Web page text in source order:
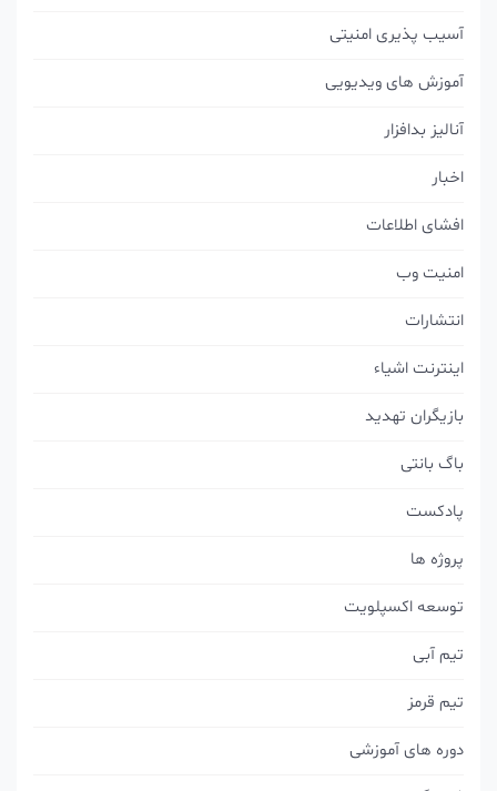
پذیری امنیتی
های ویدیویی
بدافزار
اطلاعات
وب
اشیاء
تهدید
بانتی
ها
اکسپلویت
آبی
قرمز
های آموزشی